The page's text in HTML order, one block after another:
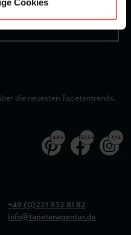
Cookies
die neuesten Tapetentrends.
4,9 k 32,5 k 3,1 k
+49 (0)221 932 81 82
info@tapetenagentur.de